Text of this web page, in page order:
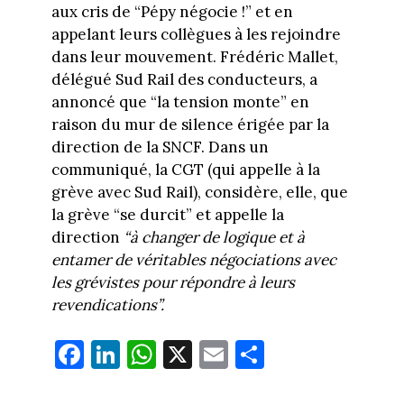
aux cris de “Pépy négocie !” et en
appelant leurs collègues à les rejoindre
dans leur mouvement. Frédéric Mallet,
délégué Sud Rail des conducteurs, a
annoncé que “la tension monte” en
raison du mur de silence érigée par la
direction de la SNCF. Dans un
communiqué, la CGT (qui appelle à la
grève avec Sud Rail), considère, elle, que
la grève “se durcit” et appelle la
direction “à changer de logique et à
entamer de véritables négociations avec
les grévistes pour répondre à leurs
revendications”.
Fa
ce
Li
nk
W
ha
X E
m
Pa
rt